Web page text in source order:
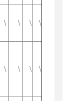
\ \ \ \
\ \ \ \